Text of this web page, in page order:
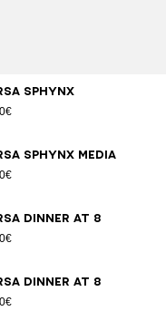
SPHYNX
SPHYNX Media
DINNER AT 8
DINNER AT 8